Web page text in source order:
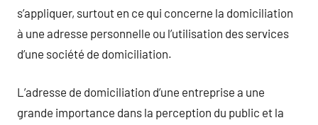
s’appliquer, surtout en ce qui concerne la domiciliation
à une adresse personnelle ou l’utilisation des services
d’une société de domiciliation.
L’adresse de domiciliation d’une entreprise a une
grande importance dans la perception du public et la